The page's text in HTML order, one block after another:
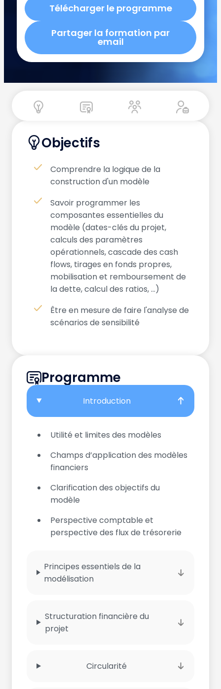
Télécharger le programme
Partager la formation par
email
Objectifs
Comprendre la logique de la
construction d'un modèle
Savoir programmer les
composantes essentielles du
modèle (dates-clés du projet,
calculs des paramètres
opérationnels, cascade des cash
flows, tirages en fonds propres,
mobilisation et remboursement de
la dette, calcul des ratios, …)
Être en mesure de faire l'analyse de
scénarios de sensibilité
Programme
Introduction
Utilité et limites des modèles
Champs d’application des modèles
financiers
Clarification des objectifs du
modèle
Perspective comptable et
perspective des flux de trésorerie
Principes essentiels de la
modélisation
Structuration financière du
projet
Circularité